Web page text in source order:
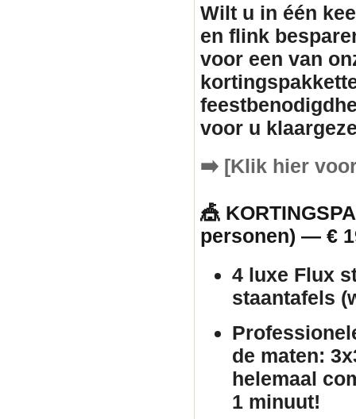
Wilt u in één
en flink
voor een van
voor u
➡️ [Klik hier
🎪
personen) — €
4 luxe Flux
staantafels
de maten:
helemaal
1 minuut!